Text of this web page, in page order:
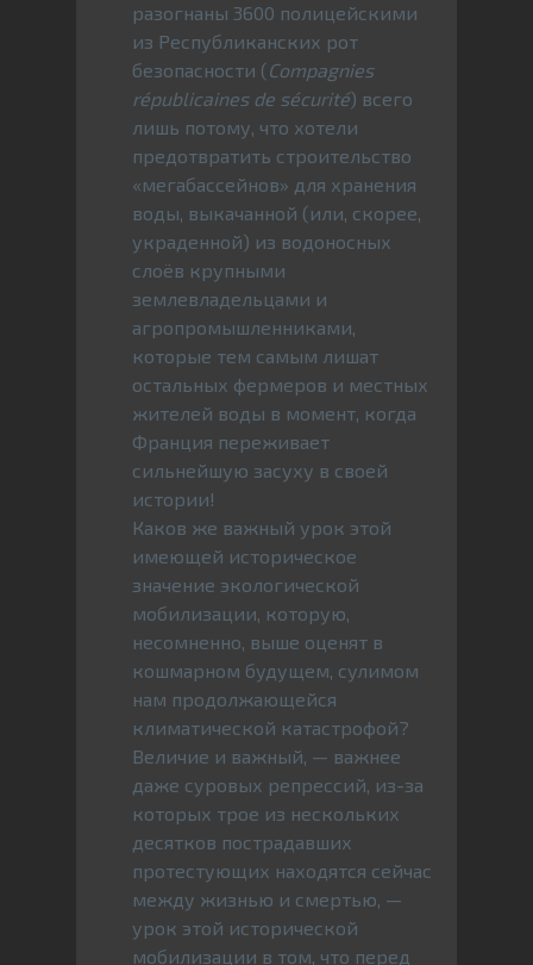
разогнаны 3600 полицейскими
из Республиканских рот
безопасности (Compagnies
républicaines de sécurité) всего
лишь потому, что хотели
предотвратить строительство
«мегабассейнов» для хранения
воды, выкачанной (или, скорее,
украденной) из водоносных
слоёв крупными
землевладельцами и
агропромышленниками,
которые тем самым лишат
остальных фермеров и местных
жителей воды в момент, когда
Франция переживает
сильнейшую засуху в своей
истории!
Каков же важный урок этой
имеющей историческое
значение экологической
мобилизации, которую,
несомненно, выше оценят в
кошмарном будущем, сулимом
нам продолжающейся
климатической катастрофой?
Величие и важный, — важнее
даже суровых репрессий, из-за
которых трое из нескольких
десятков пострадавших
протестующих находятся сейчас
между жизнью и смертью, —
урок этой исторической
мобилизации в том, что перед